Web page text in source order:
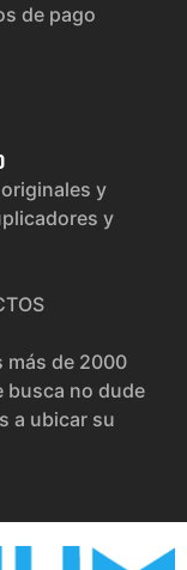
de pago
y
y
más de 2000
busca no dude
a ubicar su